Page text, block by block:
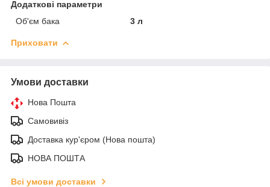
Додаткові параметри
Об'єм бака
3 л
Приховати
Умови доставки
Нова Пошта
Самовивіз
Доставка кур'єром (Нова пошта)
НОВА ПОШТА
Всі умови доставки